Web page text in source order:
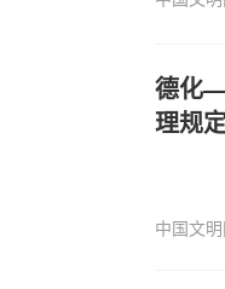
德化
理规
中国文